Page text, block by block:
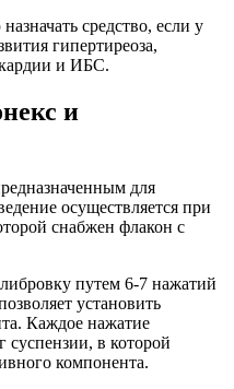
средство, если у
гипертиреоза,
и ИБС.
и
для
осуществляется при
снабжен флакон с
путем 6-7 нажатий
установить
Каждое нажатие
суспензии, в которой
компонента.